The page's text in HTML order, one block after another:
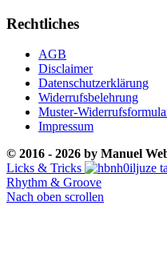
Rechtliches
AGB
Disclaimer
Datenschutzerklärung
Widerrufsbelehrung
Muster-
Impressum
© 2016 - 2026 by Manuel
Licks & Tricks
Rhythm & Groove
Nach oben scrollen